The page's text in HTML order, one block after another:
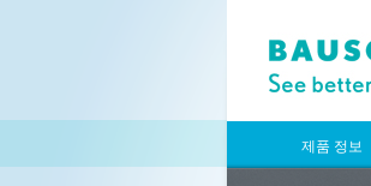
제품 정보